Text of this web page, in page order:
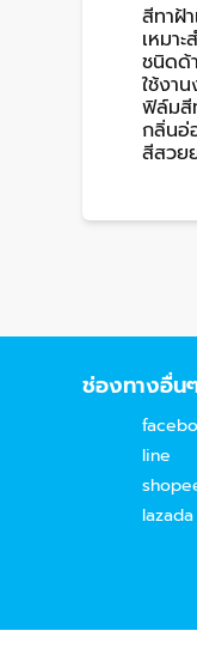
สีทาฝ้
เหมา
ชนิดด้
ใช้งา
ฟิล์มสี
กลิ่นอ่
สีสวย
ช่องทางอื่น
line
lazada